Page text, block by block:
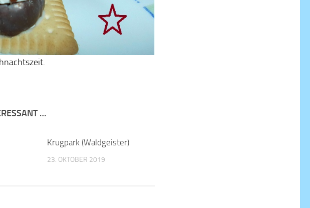
…
Krugpark (Waldgeister)
23. OKTOBER 2019